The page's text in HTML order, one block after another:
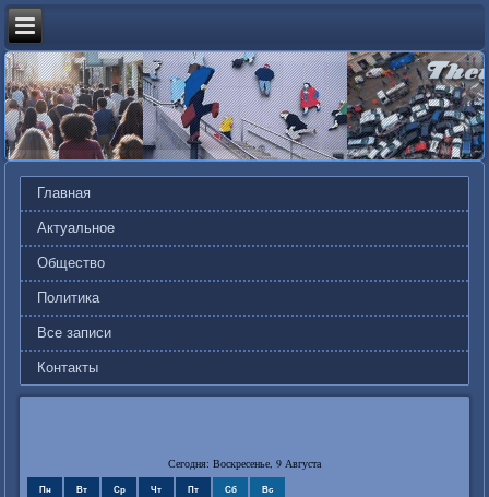
Главная
Актуальное
Общество
Политика
Все записи
Контакты
Сегодня: Воскресенье, 9 Августа
Пн Вт Ср Чт Пт Сб Вс